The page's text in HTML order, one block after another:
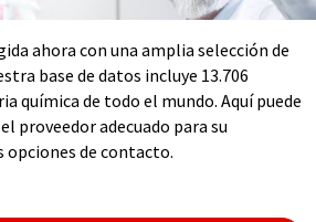
ahora con una amplia selección de
base de datos incluye 13.706
química de todo el mundo. Aquí puede
proveedor adecuado para su
opciones de contacto.